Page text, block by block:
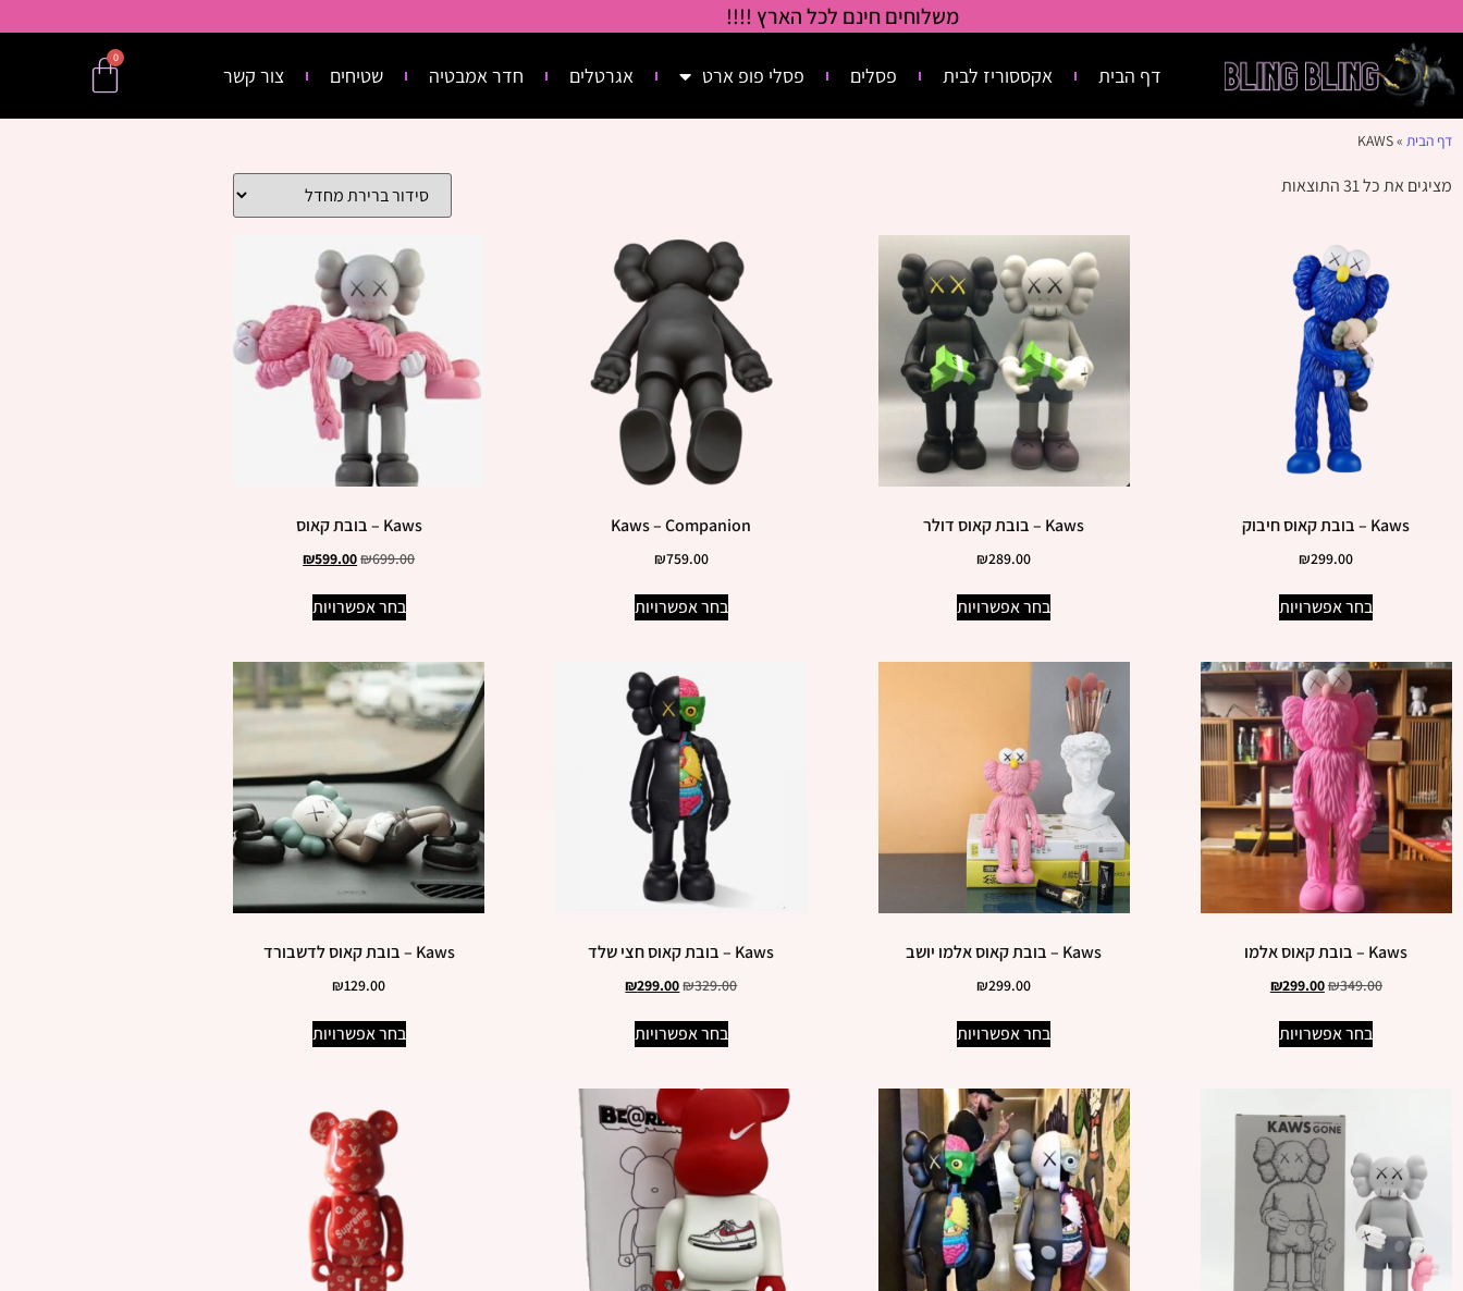
משלוחים חינם לכל הארץ !!!!
דף הבית אקססוריז לבית פסלים פסלי פופ ארט אגרטלים חדר אמבטיה שטיחים צור קשר
0
דף הבית »
KAWS
מציגים את כל ⁦31⁩ התוצאות
Kaws – בובת קאוס חיבוק
₪299.00
בחר אפשרויות
Kaws – בובת קאוס דולר
₪289.00
בחר אפשרויות
Kaws – Companion
₪759.00
בחר אפשרויות
Kaws – בובת קאוס
₪699.00
₪599.00
בחר אפשרויות
Kaws – בובת קאוס אלמו
₪349.00
₪299.00
בחר אפשרויות
Kaws – בובת קאוס אלמו יושב
₪299.00
בחר אפשרויות
Kaws – בובת קאוס חצי שלד
₪329.00
₪299.00
בחר אפשרויות
Kaws – בובת קאוס לדשבורד
₪129.00
בחר אפשרויות